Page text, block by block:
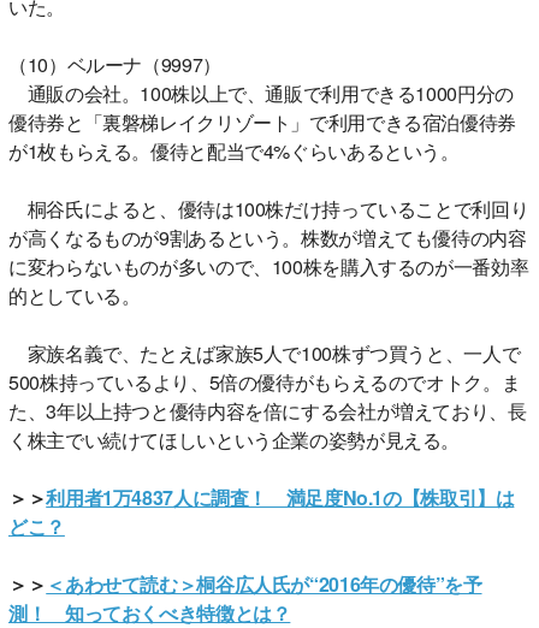
いた。
（10）ベルーナ（9997）
通販の会社。100株以上で、通販で利用できる1000円分の
優待券と「裏磐梯レイクリゾート」で利用できる宿泊優待券
が1枚もらえる。優待と配当で4%ぐらいあるという。
桐谷氏によると、優待は100株だけ持っていることで利回り
が高くなるものが9割あるという。株数が増えても優待の内容
に変わらないものが多いので、100株を購入するのが一番効率
的としている。
家族名義で、たとえば家族5人で100株ずつ買うと、一人で
500株持っているより、5倍の優待がもらえるのでオトク。ま
た、3年以上持つと優待内容を倍にする会社が増えており、長
く株主でい続けてほしいという企業の姿勢が見える。
＞＞利用者1万4837人に調査！ 満足度No.1の【株取引】は
どこ？
＞＞ ＜あわせて読む＞桐谷広人氏が“2016年の優待”を予
測！ 知っておくべき特徴とは？